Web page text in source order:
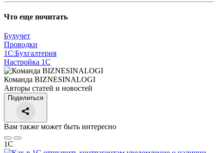
Что еще почитать
Бухучет
Проводки
1С:Бухгалтерия
Настройка 1С
Команда BIZNESINALOGI
Авторы статей и новостей
Поделиться
Вам также может быть интересно
1С